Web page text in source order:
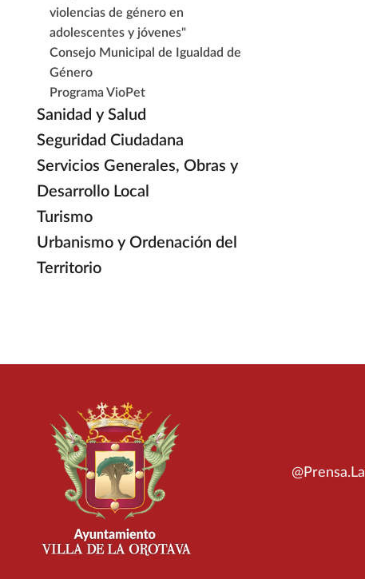
violencias de género en
adolescentes y jóvenes"
Consejo Municipal de Igualdad de
Género
Programa VioPet
Sanidad y Salud
Seguridad Ciudadana
Servicios Generales, Obras y
Desarrollo Local
Turismo
Urbanismo y Ordenación del
Territorio